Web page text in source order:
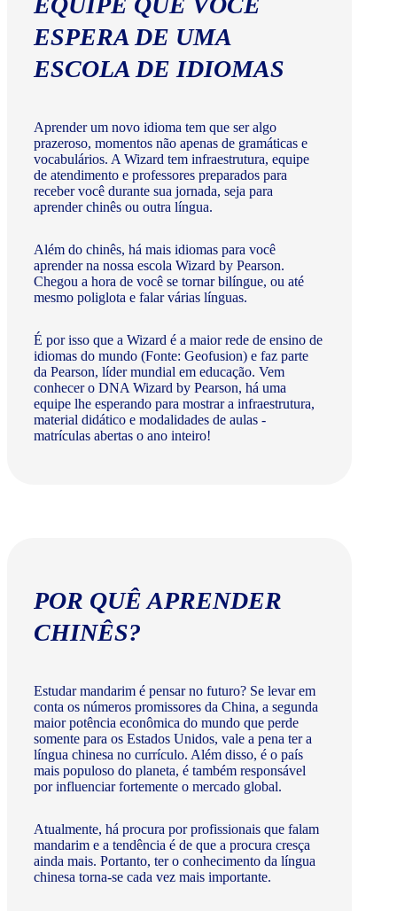
ESPERA DE UMA
ESCOLA DE IDIOMAS
Aprender um novo idioma tem que ser algo
prazeroso, momentos não apenas de gramáticas e
vocabulários. A Wizard tem infraestrutura, equipe
de atendimento e professores preparados para
receber você durante sua jornada, seja para
aprender chinês ou outra língua.
Além do chinês, há mais idiomas para você
aprender na nossa escola Wizard by Pearson.
Chegou a hora de você se tornar bilíngue, ou até
mesmo poliglota e falar várias línguas.
É por isso que a Wizard é a maior rede de ensino de
idiomas do mundo (Fonte: Geofusion) e faz parte
da Pearson, líder mundial em educação. Vem
conhecer o DNA Wizard by Pearson, há uma
equipe lhe esperando para mostrar a infraestrutura,
material didático e modalidades de aulas -
matrículas abertas o ano inteiro!
POR QUÊ APRENDER
CHINÊS?
Estudar mandarim é pensar no futuro? Se levar em
conta os números promissores da China, a segunda
maior potência econômica do mundo que perde
somente para os Estados Unidos, vale a pena ter a
língua chinesa no currículo. Além disso, é o país
mais populoso do planeta, é também responsável
por influenciar fortemente o mercado global.
Atualmente, há procura por profissionais que falam
mandarim e a tendência é de que a procura cresça
ainda mais. Portanto, ter o conhecimento da língua
chinesa torna-se cada vez mais importante.